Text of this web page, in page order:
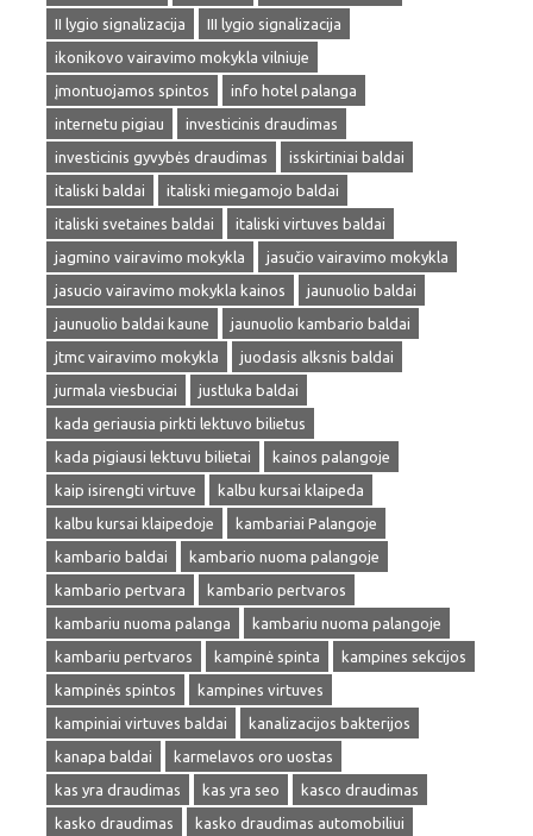
II lygio signalizacija
III lygio signalizacija
ikonikovo vairavimo mokykla vilniuje
įmontuojamos spintos
info hotel palanga
internetu pigiau
investicinis draudimas
investicinis gyvybės draudimas
isskirtiniai baldai
italiski baldai
italiski miegamojo baldai
italiski svetaines baldai
italiski virtuves baldai
jagmino vairavimo mokykla
jasučio vairavimo mokykla
jasucio vairavimo mokykla kainos
jaunuolio baldai
jaunuolio baldai kaune
jaunuolio kambario baldai
jtmc vairavimo mokykla
juodasis alksnis baldai
jurmala viesbuciai
justluka baldai
kada geriausia pirkti lektuvo bilietus
kada pigiausi lektuvu bilietai
kainos palangoje
kaip isirengti virtuve
kalbu kursai klaipeda
kalbu kursai klaipedoje
kambariai Palangoje
kambario baldai
kambario nuoma palangoje
kambario pertvara
kambario pertvaros
kambariu nuoma palanga
kambariu nuoma palangoje
kambariu pertvaros
kampinė spinta
kampines sekcijos
kampinės spintos
kampines virtuves
kampiniai virtuves baldai
kanalizacijos bakterijos
kanapa baldai
karmelavos oro uostas
kas yra draudimas
kas yra seo
kasco draudimas
kasko draudimas
kasko draudimas automobiliui